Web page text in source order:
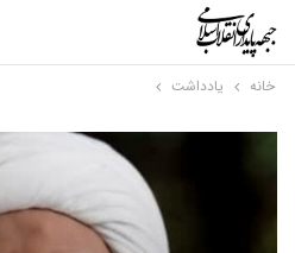
خانه یادداشت